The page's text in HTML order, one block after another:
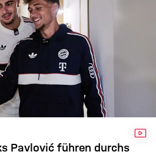
Pavlović führen durchs